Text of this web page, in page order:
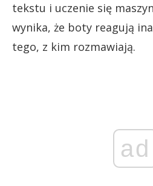
tekstu i uczenie się
wynika, że boty reagują
tego, z kim rozmawiają.
ad